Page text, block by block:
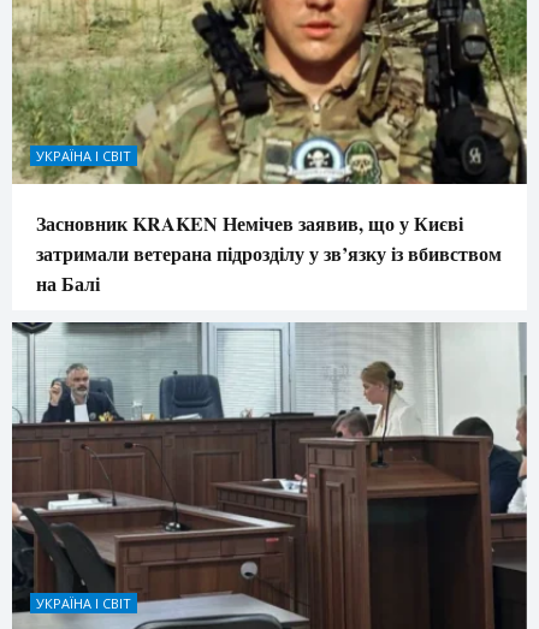
УКРАЇНА І СВІТ
Засновник KRAKEN Немічев заявив, що у Києві
затримали ветерана підрозділу у зв’язку із вбивством
на Балі
УКРАЇНА І СВІТ